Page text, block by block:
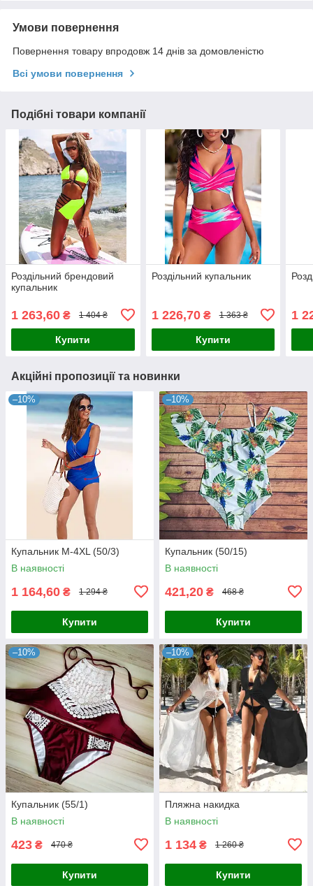
Умови повернення
Повернення товару впродовж 14 днів за домовленістю
Всі умови повернення
Подібні товари компанії
Роздільний брендовий
купальник
1 263,60 ₴ 1 404 ₴
Купити
Роздільний купальник
1 226,70₴ 1 363 ₴
Купити
1
Акційні пропозиції та новинки
–10%
Купальник М-4XL (50/3)
В наявності
1 164,60 ₴ 1 294 ₴
Купити
–10%
Купальник (50/15)
В наявності
421,20 ₴ 468 ₴
Купити
–10%
Купальник (55/1)
В наявності
423 ₴ 470 ₴
Купити
–10%
Пляжна накидка
В наявності
1 134 ₴ 1 260 ₴
Купити